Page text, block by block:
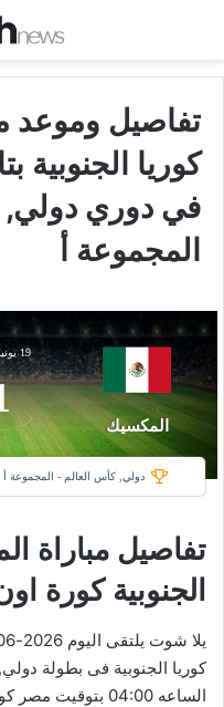
تفاصيل وموعد
في دوري دولي,
المجموعة أ
المكسيك
19 يونيو 2026
دولي, كأس العالم - المجموعة أ
تفاصيل مباراة
الجنوبية كورة
كوريا الجنوبية فى بطولة
الساعه 04:00 بتوقيت مصر كورة لايف